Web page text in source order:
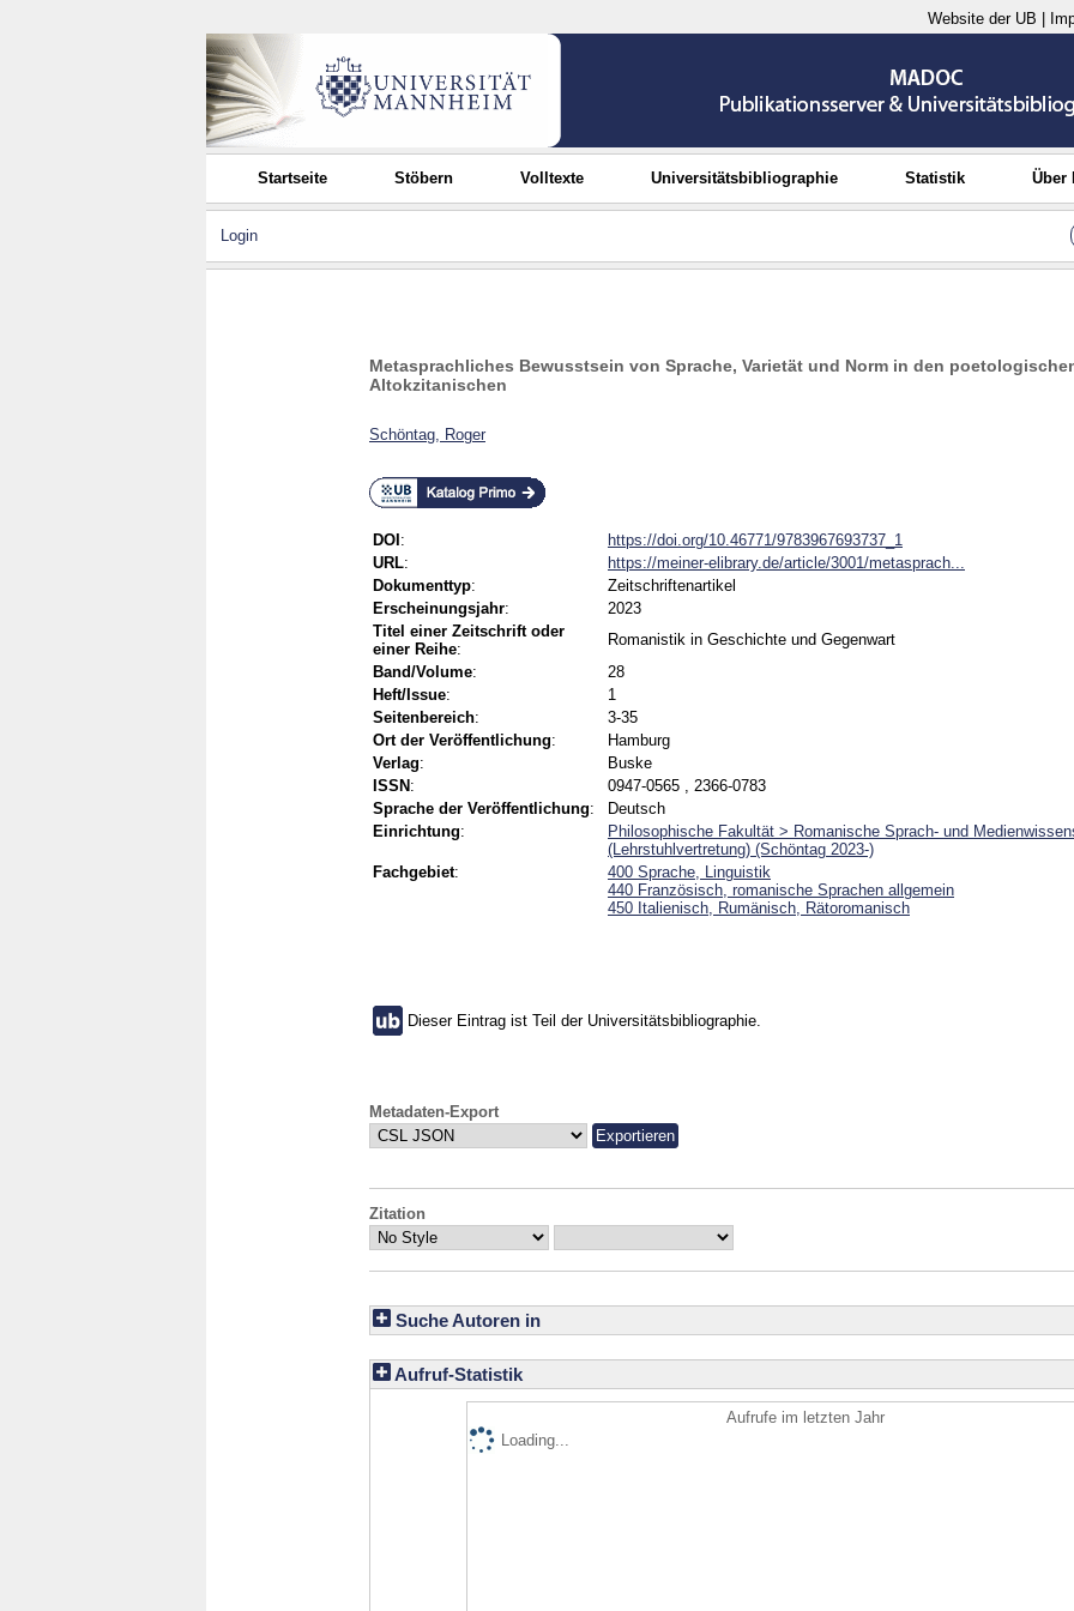
Website der UB
Startseite Stöbern Volltexte Universitätsbibliographie Statistik Über
Login
Metasprachliches Bewusstsein von Sprache, Varietät und Norm in den
Altokzitanischen
Schöntag, Roger
DOI :
https://doi.org/10.46771/9783967693737_1
URL:
https://meiner-elibrary.de/article/3001/metasprach...
Dokumenttyp:
Zeitschriftenartikel
Erscheinungsjahr:
2023
Titel einer Zeitschrift oder
einer Reihe:
Romanistik in Geschichte und Gegenwart
Band/Volume:
28
Heft/Issue:
1
Seitenbereich:
3-35
Ort der Veröffentlichung:
Hamburg
Verlag:
Buske
ISSN :
0947-0565 , 2366-0783
Sprache der Veröffentlichung:
Deutsch
Einrichtung:
Philosophische Fakultät > Romanische Sprach- und
(Lehrstuhlvertretung) (Schöntag 2023-)
Fachgebiet:
400 Sprache, Linguistik
440 Französisch, romanische Sprachen allgemein
450 Italienisch, Rumänisch, Rätoromanisch
Dieser Eintrag ist Teil der Universitätsbibliographie.
Metadaten-Export
Zitation
Suche Autoren in
Aufruf-Statistik
Aufrufe im letzten Jahr
Loading...